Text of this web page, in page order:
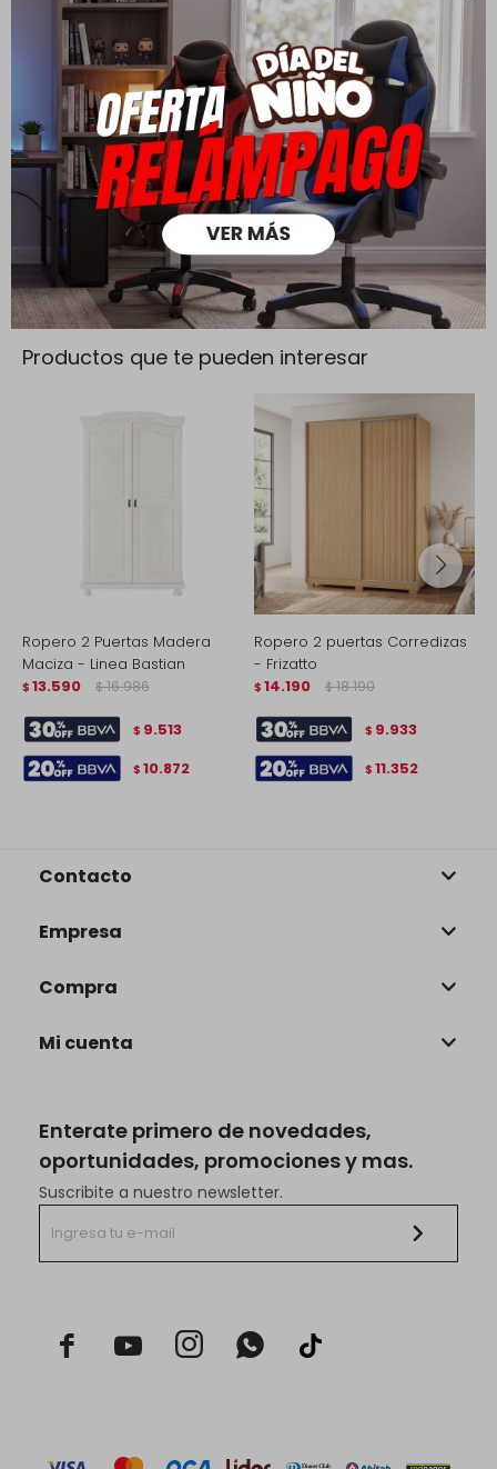
Cambios y Devoluciones
Todas las compras realizadas tienen un plazo de 5 días para
su cambio.
Ver mas
Medios de pago
Productos que te pueden interesar
Ropero 2 Puertas Madera
Maciza - Linea Bastian
$ 13.590 $ 16.986
$ 9.513
$ 10.872
Ropero 2 puertas Corredizas
- Frizatto
$ 14.190 $ 18.190
$ 9.933
$ 11.352
Enterate primero de novedades,
oportunidades, promociones y mas.
Suscribite a nuestro newsletter.
  
Contacto
Empresa
Compra
Mi cuenta